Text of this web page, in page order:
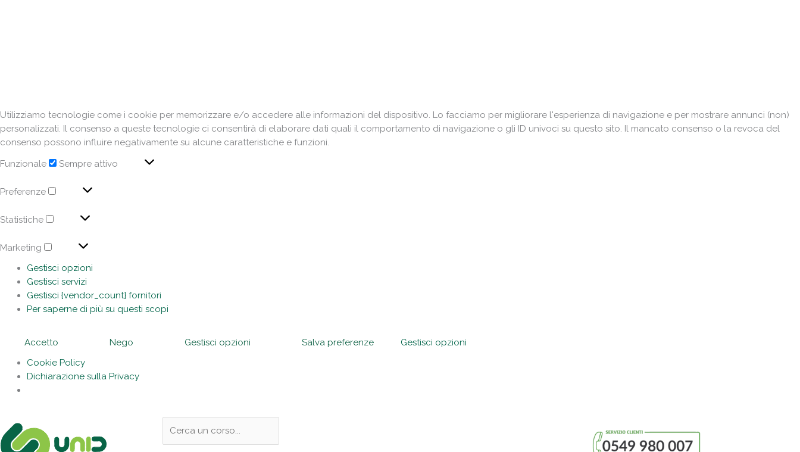
Utilizziamo tecnologie come i cookie per memorizzare e/o accedere alle informazioni del dispositivo. Lo facciamo per migliorare l'esperienza di navigazione e per mostrare annunci (non)
personalizzati. Il consenso a queste tecnologie ci consentirà di elaborare dati quali il comportamento di navigazione o gli ID univoci su questo sito. Il mancato consenso o la revoca del
consenso possono influire negativamente su alcune caratteristiche e funzioni.
Funzionale
Sempre attivo
Preferenze
Statistiche
Marketing
Gestisci opzioni
Gestisci servizi
Gestisci {vendor_count} fornitori
Per saperne di più su questi scopi
Accetto Nego Gestisci opzioni Salva preferenze
Gestisci opzioni
Cookie Policy
Dichiarazione sulla Privacy
l'header